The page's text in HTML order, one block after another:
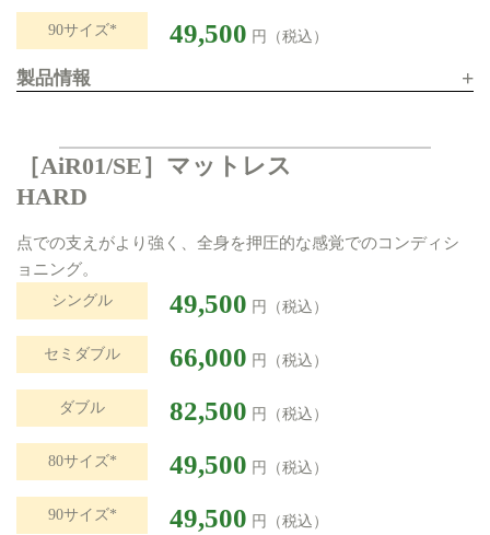
90サイズ* 49,500 円（税込）
製品情報 +
［AiR01/SE］マットレス
HARD
点での支えがより強く、全身を押圧的な感覚でのコンディシ
ョニング。
シングル 49,500 円（税込）
セミダブル 66,000 円（税込）
ダブル 82,500 円（税込）
80サイズ* 49,500 円（税込）
90サイズ* 49,500 円（税込）